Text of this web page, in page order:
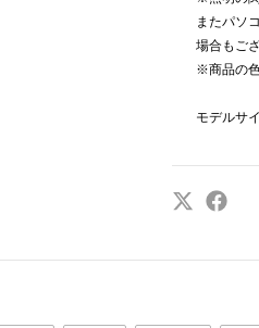
またパソ
場合もご
※商品の
モデルサ